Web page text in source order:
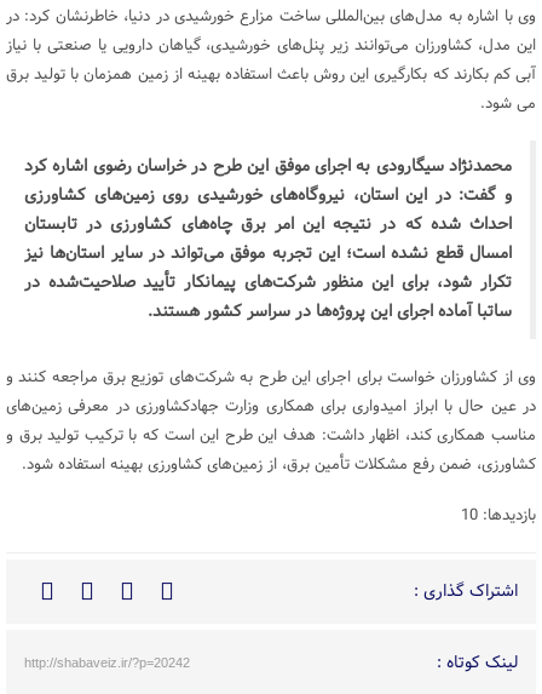
وی با اشاره به مدل‌های بین‌المللی ساخت مزارع خورشیدی در دنیا، خاطرنشان کرد: در
این مدل، کشاورزان می‌توانند زیر پنل‌های خورشیدی، گیاهان دارویی یا صنعتی با نیاز
آبی کم بکارند که بکارگیری این روش باعث استفاده بهینه از زمین همزمان با تولید برق
می ‌شود.
محمدنژاد سیگارودی به اجرای موفق این طرح در خراسان رضوی اشاره کرد
و گفت: در این استان، نیروگاه‌های خورشیدی روی زمین‌های کشاورزی
احداث شده که در نتیجه این امر برق چاه‌های کشاورزی در تابستان
امسال قطع نشده است؛ این تجربه موفق می‌تواند در سایر استان‌ها نیز
تکرار شود، برای این منظور شرکت‌های پیمانکار تأیید صلاحیت‌شده در
ساتبا آماده اجرای این پروژه‌ها در سراسر کشور هستند.
وی از کشاورزان خواست برای اجرای این طرح به شرکت‌های توزیع برق مراجعه کنند و
در عین حال با ابراز امیدواری برای همکاری وزارت جهادکشاورزی در معرفی زمین‌های
مناسب همکاری کند، اظهار داشت: هدف این طرح این است که با ترکیب تولید برق و
کشاورزی، ضمن رفع مشکلات تأمین برق، از زمین‌های کشاورزی بهینه استفاده شود.
بازدیدها: 10
اشتراک گذاری :
لینک کوتاه : http://shabaveiz.ir/?p=20242